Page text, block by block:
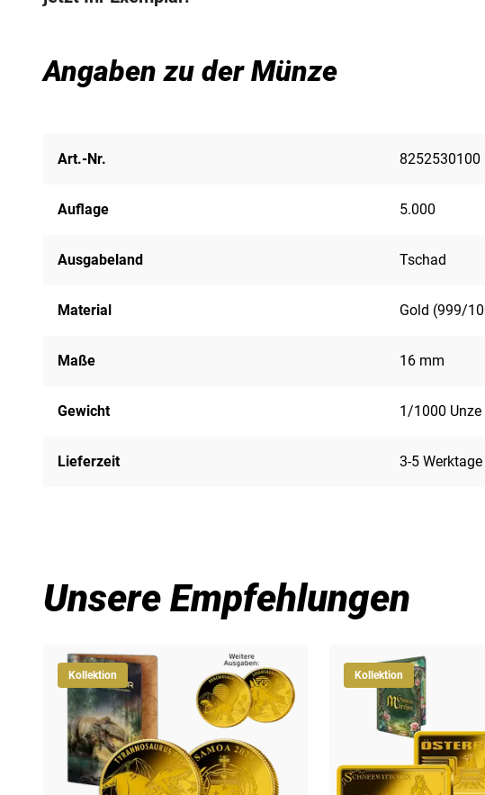
Angaben zu der Münze
Art.-Nr. 8252530100
Auflage 5.000
Ausgabeland Tschad
Material Gold (999/
Maße 16 mm
Gewicht 1/1000 Unze
Lieferzeit 3-5 Werktage
Unsere Empfehlungen
Kollektion Kollektion